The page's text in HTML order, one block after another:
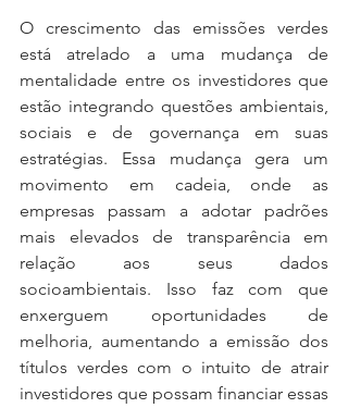
O crescimento das emissões verdes
está atrelado a uma mudança de
mentalidade entre os investidores que
estão integrando questões ambientais,
sociais e de governança em suas
estratégias. Essa mudança gera um
movimento em cadeia, onde as
empresas passam a adotar padrões
mais elevados de transparência em
relação aos seus dados
socioambientais. Isso faz com que
enxerguem oportunidades de
melhoria, aumentando a emissão dos
títulos verdes com o intuito de atrair
investidores que possam financiar essas